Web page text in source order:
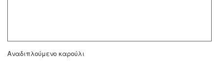
Αναδιπλούμενο καρούλι